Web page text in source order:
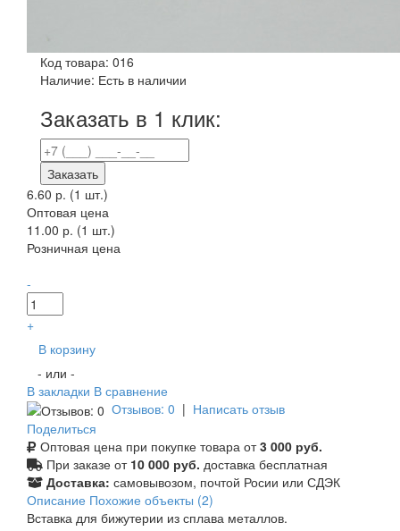
Код товара: 016
Наличие: Есть в наличии
Заказать в 1 клик:
Заказать
6.60 р. (1 шт.)
Оптовая цена
11.00 р. (1 шт.)
Розничная цена
-
+
В корзину
- или -
В закладки В сравнение
Отзывов: 0 | Написать отзыв
Поделиться
Оптовая цена при покупке товара от3 000 руб.
При заказе от 10 000 руб. доставка бесплатная
Доставка: самовывозом, почтой Росии или СДЭК
Описание Похожие объекты (2)
Вставка для бижутерии из сплава металлов.